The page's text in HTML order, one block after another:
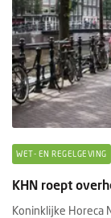
WET- EN REGELGEVING
KHN roept
Koninklijke Horeca